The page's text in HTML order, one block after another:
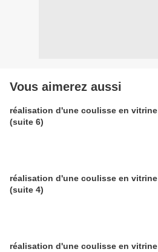
Vous aimerez aussi
réalisation d'une coulisse en vitrine
(suite 6)
réalisation d'une coulisse en vitrine
(suite 4)
réalisation d'une coulisse en vitrine